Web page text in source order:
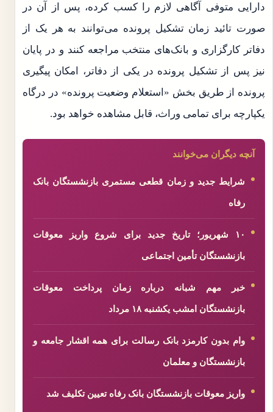
دارایی متوفی آگاهی لازم را کسب کرده، پس از آن در
صورت تائید زمان تشکیل پرونده می‌توانند به هر یک از
دفاتر کارگزاری و بانک‌های منتخب مراجعه کنند و در پایان
نیز پس از تشکیل پرونده در یکی از دفاتر، امکان پیگیری
پرونده از طریق بخش «استعلام وضعیت پرونده» در درگاه
یکپارچه برای تمامی وراث، قابل مشاهده خواهد بود.
آنچه دیگران می‌خوانند
شرایط جدید و زمان قطعی مستمری بازنشستگان بانک
رفاه
۱۰ شهریور؛ تاریخ جدید برای شروع واریز معوقات
بازنشستگان تأمین اجتماعی
خبر مهم شبانه درباره زمان پرداخت معوقات
بازنشستگان امشب یکشنبه ۱۸ مرداد
وام بدون کارمزد بانک رسالت برای همه اقشار جامعه و
بازنشستگان و معلمان
واریز معوقات بازنشستگان بانک رفاه تعیین تکلیف شد